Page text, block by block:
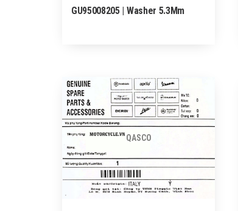
GU95008205 | Washer 5.3Mm
QASCO